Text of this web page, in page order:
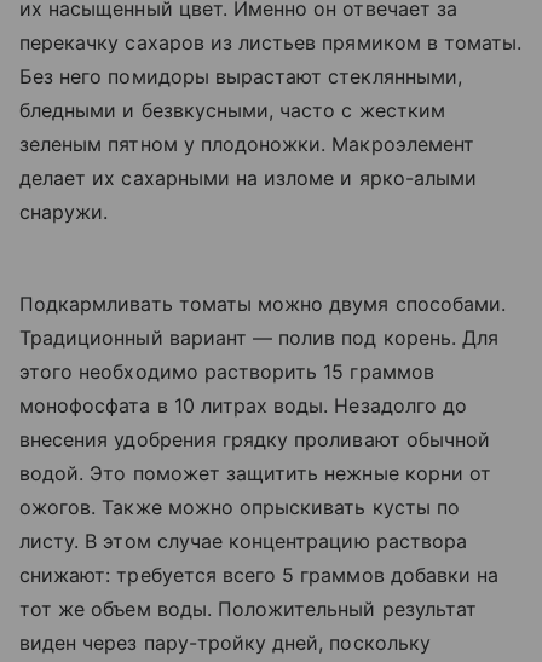
их насыщенный цвет. Именно он отвечает за
перекачку сахаров из листьев прямиком в томаты.
Без него помидоры вырастают стеклянными,
бледными и безвкусными, часто с жестким
зеленым пятном у плодоножки. Макроэлемент
делает их сахарными на изломе и ярко-алыми
снаружи.
Подкармливать томаты можно двумя способами.
Традиционный вариант — полив под корень. Для
этого необходимо растворить 15 граммов
монофосфата в 10 литрах воды. Незадолго до
внесения удобрения грядку проливают обычной
водой. Это поможет защитить нежные корни от
ожогов. Также можно опрыскивать кусты по
листу. В этом случае концентрацию раствора
снижают: требуется всего 5 граммов добавки на
тот же объем воды. Положительный результат
виден через пару-тройку дней, поскольку